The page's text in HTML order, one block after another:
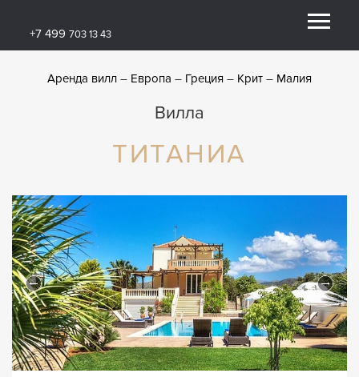
+7 499 703 13 43
Аренда вилл Европа Греция Крит Малия
Вилла
ТИТАНИА